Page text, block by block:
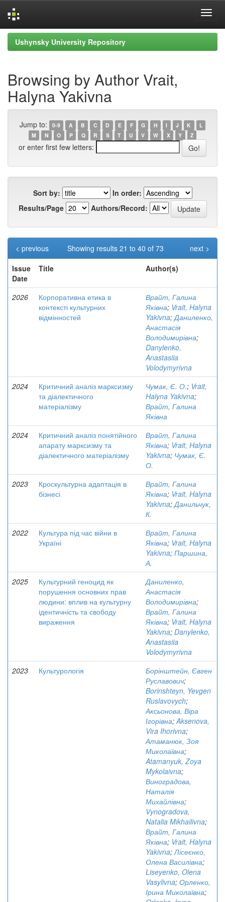
Skip
navigation
Ushynsky University Repository
Browsing by Author Vrait,
Halyna Yakivna
Jump to: 0-9 A B C D E F G H I J K
L
M
N O P Q R S T U V W X Y Z
or enter first few letters:
Sort by:
In order:
Results/Page
Authors/Record:
Showing results 21 to 40 of 73
< previous
next >
Issue
Date
Title Author(s)
2026
Корпоративна етика в
контексті культурних
відмінностей
Врайт, Галина
Яківна; Vrait, Halyna
Yakivna;Даниленко,
Анастасія
Володимирівна;
Danylenko,
Anastasiia
Volodymyrivna
2024
Критичний аналіз марксизму
та діалектичного
матеріалізму
Чумак, Є. О.; Vrait,
Halyna Yakivna;
Врайт, Галина
Яківна
2024
Критичний аналіз понятійного
апарату марксизму та
діалектичного матеріалізму
Врайт, Галина
Яківна; Vrait, Halyna
Yakivna; Чумак, Є.
О.
2023
Кроскультурна адаптація в
бізнесі
Врайт, Галина
Яківна; Vrait, Halyna
Yakivna;Данильчук,
К.
2022
Культура під час війни в
Україні
Врайт, Галина
Яківна; Vrait, Halyna
Yakivna; Паршина,
А.
2025
Культурний геноцид як
порушення основних прав
людини: вплив на культурну
ідентичність та свободу
вираження
Даниленко,
Анастасія
Володимирівна;
Врайт, Галина
Яківна; Vrait, Halyna
Yakivna; Danylenko,
Anastasiia
Volodymyrivna
2023
Культурологія
Борінштейн, Євген
Руславович;
Borinshteyn, Yevgen
Ruslavovych;
Аксьонова, Віра
Ігорівна;Aksenova,
Vira Ihorivna;
Атаманюк, Зоя
Миколаївна;
Atamanyuk, Zoya
Mykolaivna;
Виноградова,
Наталія
Михайлівна;
Vynogradova,
Natalia Mikhailivna;
Врайт, Галина
Яківна; Vrait, Halyna
Yakivna;Лісеєнко,
Олена Василівна;
Liseyenko, Olena
Vasylivna; Орленко,
Ірина Миколаївна;